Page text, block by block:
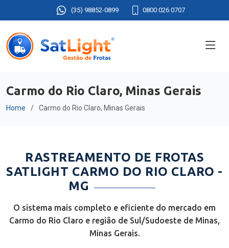
(35) 98852-0899 0800 026 0707
Carmo do Rio Claro, Minas Gerais
Home Carmo do Rio Claro, Minas Gerais
RASTREAMENTO DE FROTAS
SATLIGHT CARMO DO RIO CLARO -
MG
O sistema mais completo e eficiente do mercado em
Carmo do Rio Claro e região de Sul/Sudoeste de Minas,
Minas Gerais.